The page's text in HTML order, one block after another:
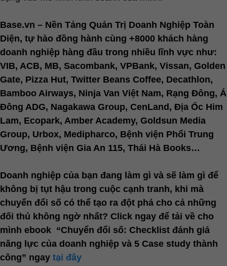
Base.vn – Nền Tảng Quản Trị Doanh Nghiệp Toàn
Diện, tự hào đồng hành cùng +8000 khách hàng
doanh nghiệp hàng đầu trong nhiều lĩnh vực như:
VIB, ACB, MB, Sacombank, VPBank, Vissan, Golden
Gate, Pizza Hut, Twitter Beans Coffee, Decathlon,
Bamboo Airways, Ninja Van Việt Nam, Rạng Đông, Á
Đông ADG, Nagakawa Group, CenLand, Địa Ốc Him
Lam, Ecopark, Amber Academy, Goldsun Media
Group, Urbox, Medipharco, Bệnh viện Phổi Trung
Ương, Bệnh viện Gia An 115, Thái Hà Books…
Doanh nghiệp của bạn đang làm gì và sẽ làm gì để
không bị tụt hậu trong cuộc cạnh tranh, khi mà
chuyển đổi số có thể tạo ra đột phá cho cả những
đối thủ không ngờ nhất? Click ngay để tải về cho
mình ebook “Chuyển đổi số: Checklist đánh giá
năng lực của doanh nghiệp và 5 Case study thành
công” ngay tại đây